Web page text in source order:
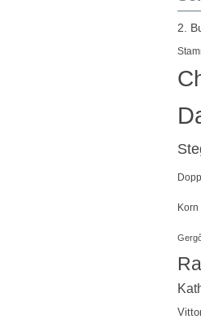
2.
Korn